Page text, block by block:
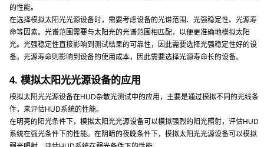
的性能。
在选择模拟太阳光光源设备时，需要考虑设备的光谱范围、光强稳定性、光源寿
命等因素。光谱范围需要与太阳光的光谱范围相匹配，以便更准确地模拟太阳
光。光强稳定性直接影响到测试结果的可靠性，因此需要选择光强稳定性好的设
备。光源寿命则影响到设备的使用成本，因此需要选择光源寿命长的设备。
4. 模拟太阳光光源设备的应用
模拟太阳光光源设备在HUD杂散光测试中的应用，主要是通过模拟不同的光线条
件，来评估HUD系统的性能。
在明亮的阳光条件下，模拟太阳光光源设备可以模拟强烈的阳光照射，评估HUD
系统在强光条件下的性能。在阴暗的夜晚条件下，模拟太阳光光源设备可以模拟